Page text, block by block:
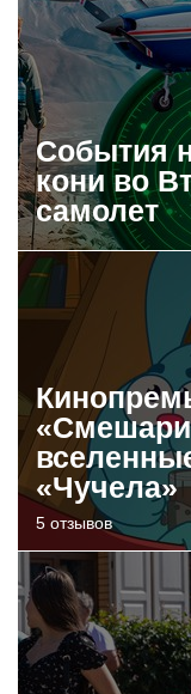
События
кони во
самолет
«Чучела»
5 отзывов